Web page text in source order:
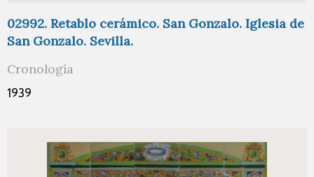
02992. Retablo cerámico. San Gonzalo. Iglesia de
San Gonzalo. Sevilla.
Cronología
1939